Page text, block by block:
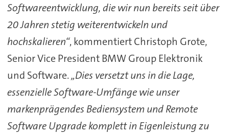
Softwareentwicklung, die wir nun bereits seit über
20 Jahren stetig weiterentwickeln und
hochskalieren“, kommentiert Christoph Grote,
Senior Vice President BMW Group Elektronik
und Software.„Dies versetzt uns in die Lage,
essenzielle Software-Umfänge wie unser
markenprägendes Bediensystem und Remote
Software Upgrade komplett in Eigenleistung zu